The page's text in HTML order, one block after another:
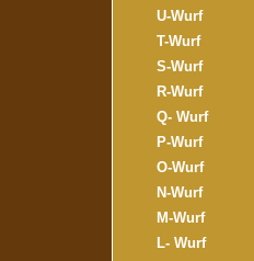
U-Wurf
T-Wurf
S-Wurf
R-Wurf
Q- Wurf
P-Wurf
O-Wurf
N-Wurf
M-Wurf
L- Wurf